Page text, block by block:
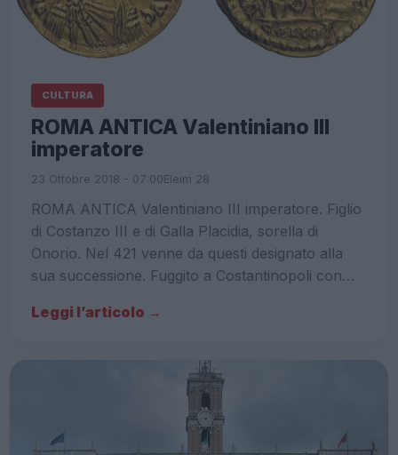
CULTURA
ROMA ANTICA Valentiniano III
imperatore
23 Ottobre 2018 - 07:00Eleim 28
ROMA ANTICA Valentiniano III imperatore. Figlio
di Costanzo III e di Galla Placidia, sorella di
Onorio. Nel 421 venne da questi designato alla
sua successione. Fuggito a Costantinopoli con…
Leggi l’articolo →